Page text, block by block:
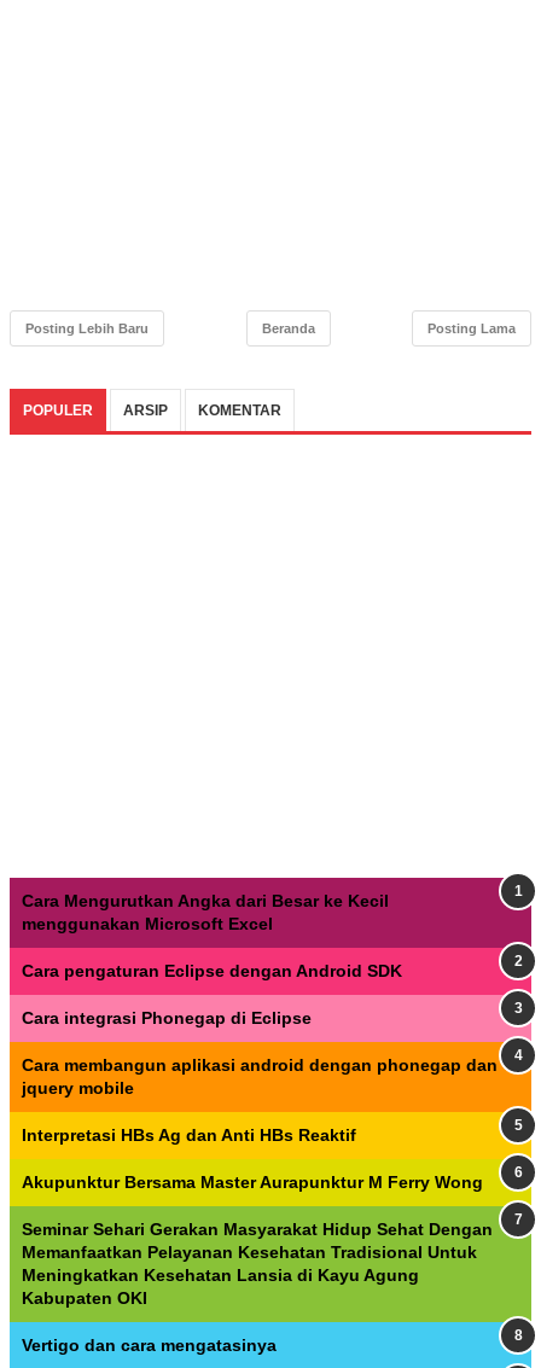
Posting Lebih Baru Posting Lama
Beranda
POPULER ARSIP KOMENTAR
Cara Mengurutkan Angka dari Besar ke Kecil
menggunakan Microsoft Excel
Cara pengaturan Eclipse dengan Android SDK
Cara integrasi Phonegap di Eclipse
Cara membangun aplikasi android dengan phonegap dan
jquery mobile
Interpretasi HBs Ag dan Anti HBs Reaktif
Akupunktur Bersama Master Aurapunktur M Ferry Wong
Seminar Sehari Gerakan Masyarakat Hidup Sehat Dengan
Memanfaatkan Pelayanan Kesehatan Tradisional Untuk
Meningkatkan Kesehatan Lansia di Kayu Agung
Kabupaten OKI
Vertigo dan cara mengatasinya